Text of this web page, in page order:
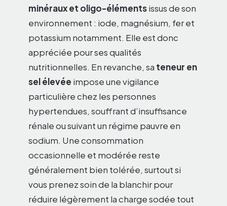
minéraux et oligo-élémentsissus de son
environnement : iode, magnésium, fer et
potassium notamment. Elle est donc
appréciée pour ses qualités
nutritionnelles. En revanche, sa teneur en
sel élevée impose une vigilance
particulière chez les personnes
hypertendues, souffrant d’insuffisance
rénale ou suivant un régime pauvre en
sodium. Une consommation
occasionnelle et modérée reste
généralement bien tolérée, surtout si
vous prenez soin de la blanchir pour
réduire légèrement la charge sodée tout